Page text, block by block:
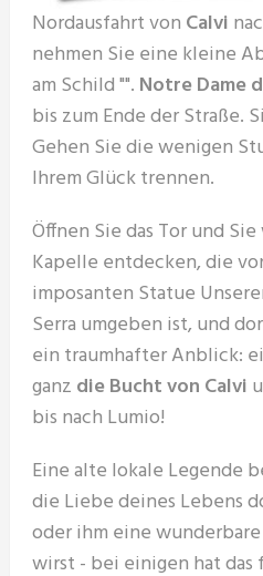
Nordausfahrt von Calvi
nehmen Sie eine kleine
am Schild "". Notre Dame
bis zum Ende der Straße.
Gehen Sie die wenigen
Ihrem Glück trennen.
Öffnen Sie das Tor und
Kapelle entdecken, die
imposanten Statue
Serra umgeben ist, und
ein traumhafter Anblick:
ganz die Bucht von Calvi
bis nach Lumio!
Eine alte lokale Legende
die Liebe deines Lebens
oder ihm eine
wirst - bei einigen hat